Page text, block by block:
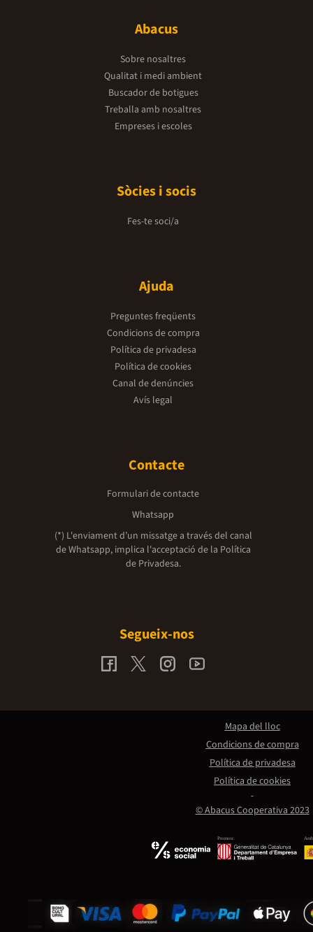
Abacus
Sobre nosaltres
Qualitat i medi ambient
Buscador de botigues
Treballa amb nosaltres
Empreses i escoles
Sòcies i socis
Fes-te soci/a
Ajuda
Preguntes freqüents
Condicions de compra
Política de privadesa
Política de cookies
Canal de denúncies
Avís legal
Contacte
Formulari de contacte
Whatsapp
(*) L'enviament d’un missatge a través del canal
de Whatsapp, implica l'acceptació de la Política
de Privadesa.
Segueix-nos
Promou:
© Abacus Cooperativa 2023
Mapa del lloc
Condicions de compra
Política de privadesa
Política de cookies